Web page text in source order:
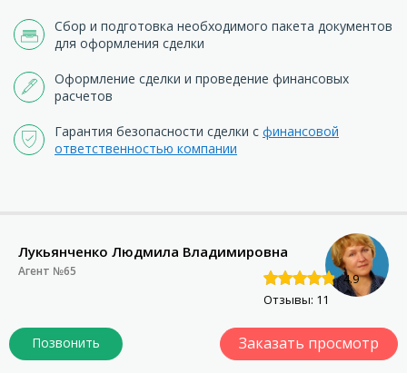
Сбор и подготовка необходимого пакета документов
для оформления сделки
Оформление сделки и проведение финансовых
расчетов
Гарантия безопасности сделки с финансовой
ответственностью компании
Лукьянченко Людмила Владимировна
Агент №65
4.9
Отзывы: 11
Заказать просмотр